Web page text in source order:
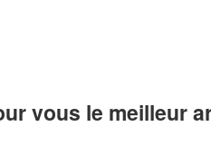
vous le meilleur